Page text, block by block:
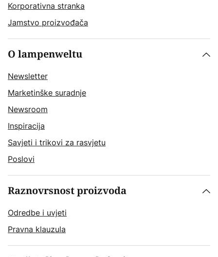
Korporativna stranka
Jamstvo proizvođača
O lampenweltu
Newsletter
Marketinške suradnje
Newsroom
Inspiracija
Savjeti i trikovi za rasvjetu
Poslovi
Raznovrsnost proizvoda
Odredbe i uvjeti
Pravna klauzula